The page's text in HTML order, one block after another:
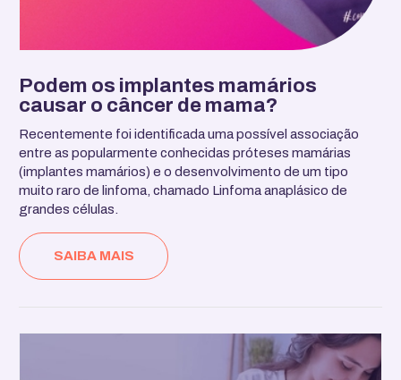
Podem os implantes mamários
causar o câncer de mama?
Recentemente foi identificada uma possível associação
entre as popularmente conhecidas próteses mamárias
(implantes mamários) e o desenvolvimento de um tipo
muito raro de linfoma, chamado Linfoma anaplásico de
grandes células.
SAIBA MAIS